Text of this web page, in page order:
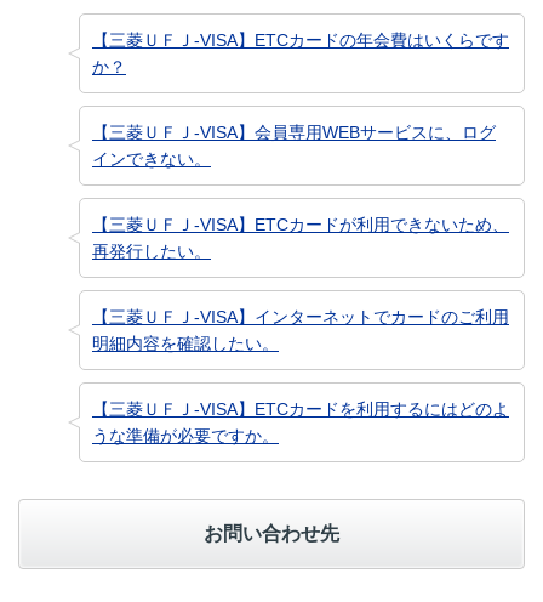
【三菱ＵＦＪ-VISA】ETCカードの年会費はいくらです
か？
【三菱ＵＦＪ-VISA】会員専用WEBサービスに、ログ
インできない。
【三菱ＵＦＪ-VISA】ETCカードが利用できないため、
再発行したい。
【三菱ＵＦＪ-VISA】インターネットでカードのご利用
明細内容を確認したい。
【三菱ＵＦＪ-VISA】ETCカードを利用するにはどのよ
うな準備が必要ですか。
お問い合わせ先